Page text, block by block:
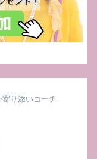
り添いコーチ